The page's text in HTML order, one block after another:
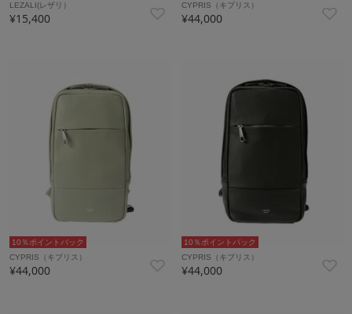
LEZALI(レザリ）
¥15,400
CYPRIS（キプリス）
¥44,000
10％ポイントバック
CYPRIS（キプリス）
¥44,000
10％ポイントバック
CYPRIS（キプリス）
¥44,000